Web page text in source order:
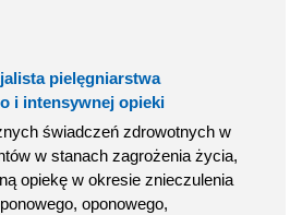
pielęgniarstwa
i intensywnej opieki
świadczeń zdrowotnych w
w stanach zagrożenia życia,
opiekę w okresie znieczulenia
oponowego,